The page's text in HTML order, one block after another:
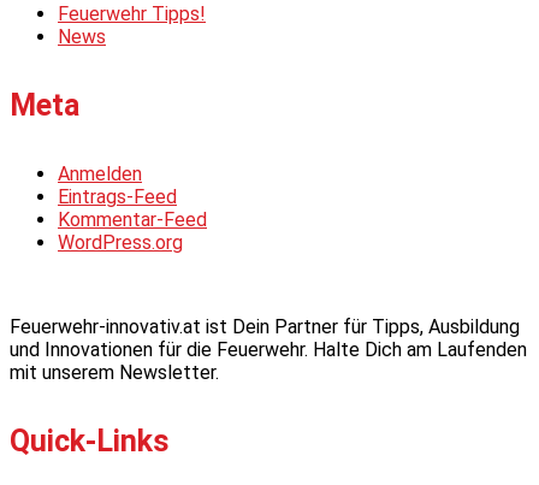
Feuerwehr Tipps!
News
Meta
Anmelden
Eintrags-Feed
Kommentar-Feed
WordPress.org
Feuerwehr-innovativ.at ist Dein Partner für Tipps, Ausbildung
und Innovationen für die Feuerwehr. Halte Dich am Laufenden
mit unserem Newsletter.
Quick-Links